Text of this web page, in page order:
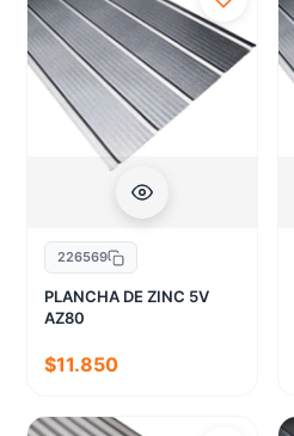
226569
PLANCHA DE ZINC 5V
AZ80
$11.850